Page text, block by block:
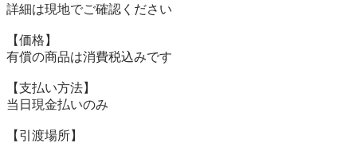
詳細は現地でご確認ください
【価格】
有償の商品は消費税込みです
【⽀払い⽅法】
当⽇現⾦払いのみ
【引渡場所】